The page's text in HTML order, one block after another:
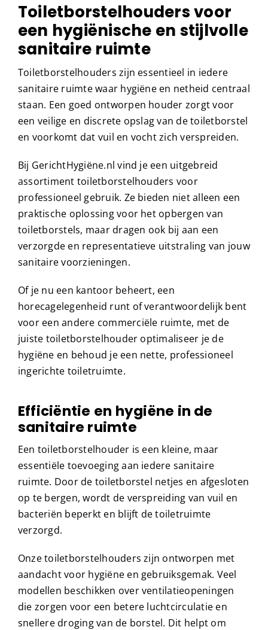
Toiletborstelhouders voor
een hygiënische en stijlvolle
sanitaire ruimte
Toiletborstelhouders zijn essentieel in iedere
sanitaire ruimte waar hygiëne en netheid centraal
staan. Een goed ontworpen houder zorgt voor
een veilige en discrete opslag van de toiletborstel
en voorkomt dat vuil en vocht zich verspreiden.
Bij GerichtHygiëne.nl vind je een uitgebreid
assortiment toiletborstelhouders voor
professioneel gebruik. Ze bieden niet alleen een
praktische oplossing voor het opbergen van
toiletborstels, maar dragen ook bij aan een
verzorgde en representatieve uitstraling van jouw
sanitaire voorzieningen.
Of je nu een kantoor beheert, een
horecagelegenheid runt of verantwoordelijk bent
voor een andere commerciële ruimte, met de
juiste toiletborstelhouder optimaliseer je de
hygiëne en behoud je een nette, professioneel
ingerichte toiletruimte.
Efficiëntie en hygiëne in de
sanitaire ruimte
Een toiletborstelhouder is een kleine, maar
essentiële toevoeging aan iedere sanitaire
ruimte. Door de toiletborstel netjes en afgesloten
op te bergen, wordt de verspreiding van vuil en
bacteriën beperkt en blijft de toiletruimte
verzorgd.
Onze toiletborstelhouders zijn ontworpen met
aandacht voor hygiëne en gebruiksgemak. Veel
modellen beschikken over ventilatieopeningen
die zorgen voor een betere luchtcirculatie en
snellere droging van de borstel. Dit helpt om